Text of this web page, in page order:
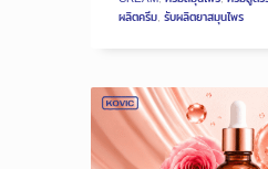
ผลิตครีม, รับผลิตยาสมุนไพร